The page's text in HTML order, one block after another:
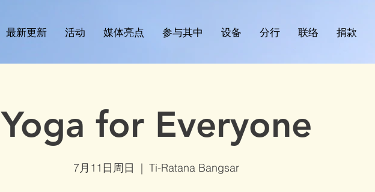
最新更新 活动 媒体亮点 参与其中 设备 分行 联络 捐款
Yoga for Everyone
7月11日周日
  |
Ti-Ratana Bangsar